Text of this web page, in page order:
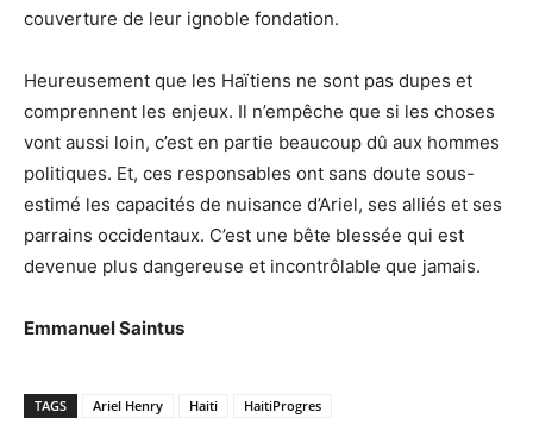
couverture de leur ignoble fondation.
Heureusement que les Haïtiens ne sont pas dupes et
comprennent les enjeux. Il n’empêche que si les choses
vont aussi loin, c’est en partie beaucoup dû aux hommes
politiques. Et, ces responsables ont sans doute sous-
estimé les capacités de nuisance d’Ariel, ses alliés et ses
parrains occidentaux. C’est une bête blessée qui est
devenue plus dangereuse et incontrôlable que jamais.
Emmanuel Saintus
TAGS Ariel Henry Haiti HaitiProgres